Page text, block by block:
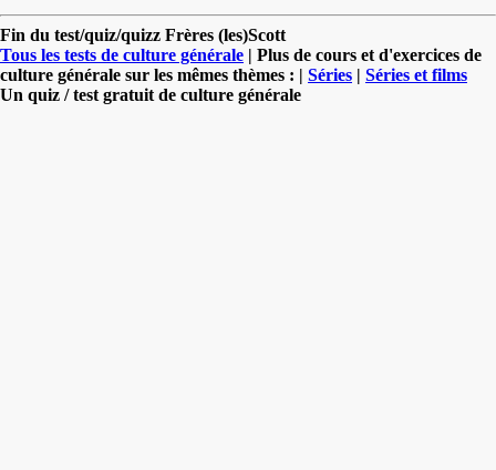
Fin du test/quiz/quizz Frères (les)Scott
Tous les tests de culture générale | Plus de cours et d'exercices de
culture générale sur les mêmes thèmes : | Séries | Séries et films
Un quiz / test gratuit de culture générale